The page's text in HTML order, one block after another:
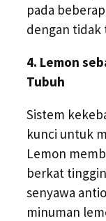
pada
dengan tidak
4. Lemon
Tubuh
Sistem
kunci untuk
Lemon
berkat
senyawa
minuman